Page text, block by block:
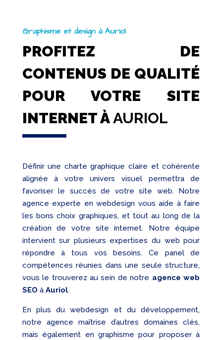
Graphisme et design à Auriol
PROFITEZ DE
CONTENUS DE QUALITÉ
POUR VOTRE SITE
INTERNET ÀAURIOL
Définir une charte graphique claire et cohérente
alignée à votre univers visuel permettra de
favoriser le succès de votre site web. Notre
agence experte en webdesign vous aide à faire
les bons choix graphiques, et tout au long de la
création de votre site internet. Notre équipe
intervient sur plusieurs expertises du web pour
répondre à tous vos besoins. Ce panel de
compétences réunies dans une seule structure,
vous le trouverez au sein de notre agence web
SEO à Auriol.
En plus du webdesign et du développement,
notre agence maîtrise d’autres domaines clés,
mais également en graphisme pour proposer à